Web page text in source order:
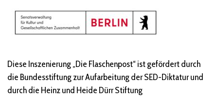
Diese Inszenierung „Die Flaschenpost“ ist gefördert durch
die Bundesstiftung zur Aufarbeitung der SED-Diktatur und
durch die Heinz und Heide Dürr Stiftung